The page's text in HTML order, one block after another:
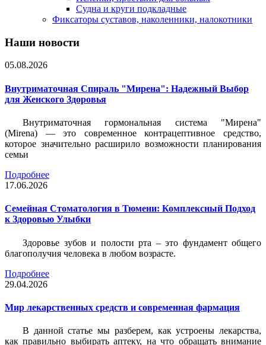
Судна и круги подкладные
Фиксаторы суставов, наколенники, налокотники
Наши новости
05.08.2026
Внутриматочная Спираль "Мирена": Надежный Выбор
для Женского Здоровья
Внутриматочная гормональная система "Мирена"
(Mirena) — это современное контрацептивное средство,
которое значительно расширило возможности планирования
семьи
Подробнее
17.06.2026
Семейная Стоматология в Тюмени: Комплексный Подход
к Здоровью Улыбки
Здоровье зубов и полости рта – это фундамент общего
благополучия человека в любом возрасте.
Подробнее
29.04.2026
Мир лекарственных средств и современная фармация
В данной статье мы разберем, как устроены лекарства,
как правильно выбирать аптеку, на что обращать внимание